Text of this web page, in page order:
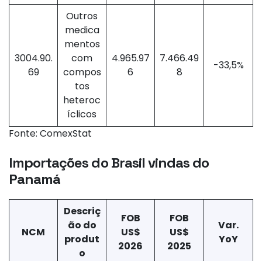
3004.90.
69
Outros
medica
mentos
com
compos
tos
heteroc
íclicos
4.965.97
6
7.466.49
8
-33,5%
Fonte: ComexStat
Importações do Brasil vindas do
Panamá
NCM
Descriç
ão do
produt
o
FOB
US$
2026
FOB
US$
2025
Var.
YoY